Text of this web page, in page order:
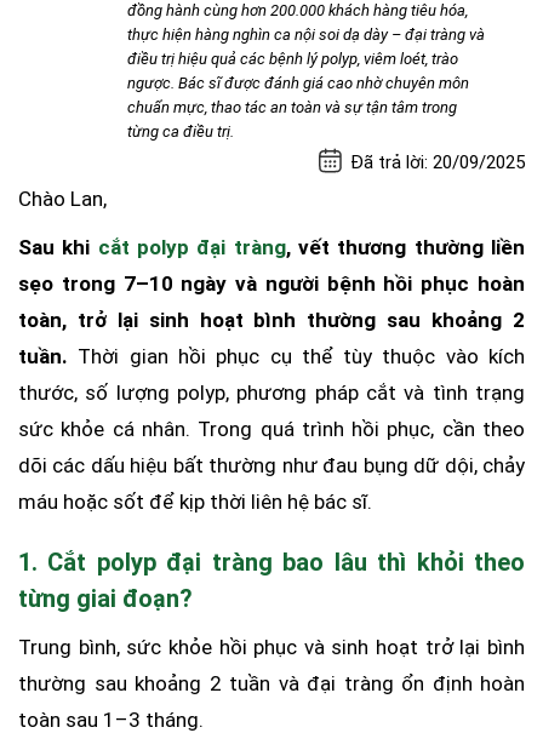
đồng hành cùng hơn 200.000 khách hàng tiêu hóa,
thực hiện hàng nghìn ca nội soi dạ dày – đại tràng và
điều trị hiệu quả các bệnh lý polyp, viêm loét, trào
ngược. Bác sĩ được đánh giá cao nhờ chuyên môn
chuẩn mực, thao tác an toàn và sự tận tâm trong
từng ca điều trị.
Đã trả lời: 20/09/2025
Chào Lan,
Sau khi cắt polyp đại tràng, vết thương thường liền
sẹo trong 7–10 ngày và người bệnh hồi phục hoàn
toàn, trở lại sinh hoạt bình thường sau khoảng 2
tuần. Thời gian hồi phục cụ thể tùy thuộc vào kích
thước, số lượng polyp, phương pháp cắt và tình trạng
sức khỏe cá nhân. Trong quá trình hồi phục, cần theo
dõi các dấu hiệu bất thường như đau bụng dữ dội, chảy
máu hoặc sốt để kịp thời liên hệ bác sĩ.
1. Cắt polyp đại tràng bao lâu thì khỏi theo
từng giai đoạn?
Trung bình, sức khỏe hồi phục và sinh hoạt trở lại bình
thường sau khoảng 2 tuần và đại tràng ổn định hoàn
toàn sau 1–3 tháng.